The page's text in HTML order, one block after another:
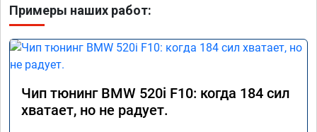
Примеры наших работ:
Чип тюнинг BMW 520i F10: когда 184 сил
хватает, но не радует.